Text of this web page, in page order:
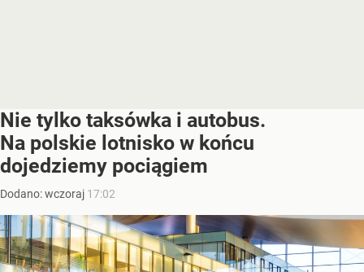
Nie tylko taksówka i autobus.
Na polskie lotnisko w końcu
dojedziemy pociągiem
Dodano:wczoraj 17:02